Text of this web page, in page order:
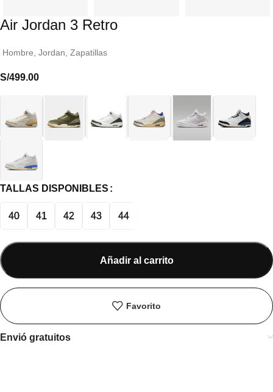
Air Jordan 3 Retro
Hombre Jordan Zapatillas
S/499.00
TALLAS DISPONIBLES
40 41 42 43 44
Añadir al carrito
Favorito
Envió gratuitos